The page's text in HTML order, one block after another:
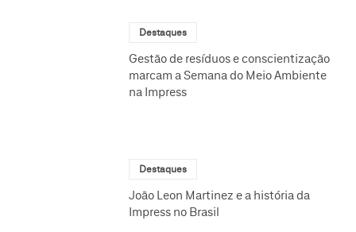
Destaques
Gestão de resíduos e conscientização
marcam a Semana do Meio Ambiente
na Impress
Destaques
João Leon Martinez e a história da
Impress no Brasil